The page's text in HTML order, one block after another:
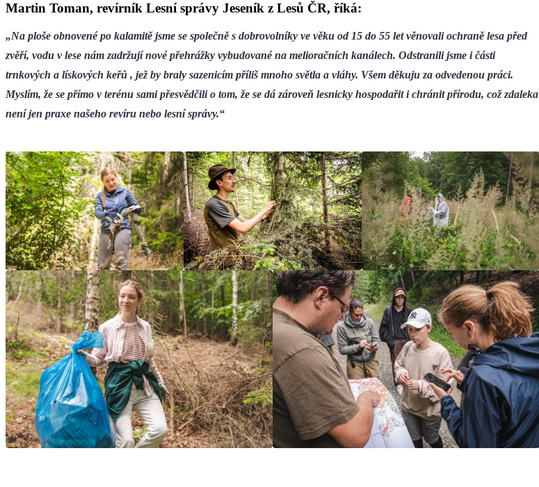
Martin Toman, revírník Lesní správy Jeseník z Lesů ČR, říká:
„Na ploše obnovené po kalamitě jsme se společně s dobrovolníky ve věku od 15 do 55 let věnovali ochraně lesa před
zvěří, vodu v lese nám zadržují nové přehrážky vybudované na melioračních kanálech. Odstranili jsme i části
trnkových a lískových keřů , jež by braly sazenicím příliš mnoho světla a vláhy. Všem děkuju za odvedenou práci.
Myslím, že se přímo v terénu sami přesvědčili o tom, že se dá zároveň lesnicky hospodařit i chránit přírodu, což zdaleka
není jen praxe našeho revíru nebo lesní správy.“